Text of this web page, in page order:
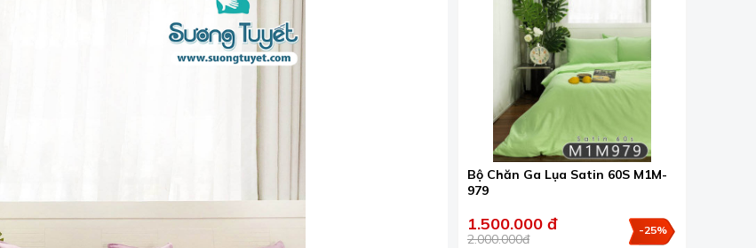
Bộ Chăn Ga Lụa Satin 60S M1M-
979
1.500.000 đ
2.000.000đ
-25%